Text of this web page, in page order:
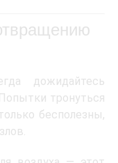
дожидайтесь
тронуться
бесполезны,